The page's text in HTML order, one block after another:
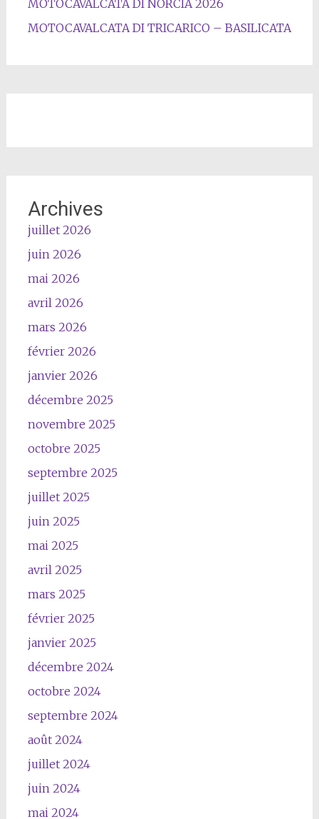
MOTOCAVALCATA DI NORCIA 2026
MOTOCAVALCATA DI TRICARICO – BASILICATA
Archives
juillet 2026
juin 2026
mai 2026
avril 2026
mars 2026
février 2026
janvier 2026
décembre 2025
novembre 2025
octobre 2025
septembre 2025
juillet 2025
juin 2025
mai 2025
avril 2025
mars 2025
février 2025
janvier 2025
décembre 2024
octobre 2024
septembre 2024
août 2024
juillet 2024
juin 2024
mai 2024